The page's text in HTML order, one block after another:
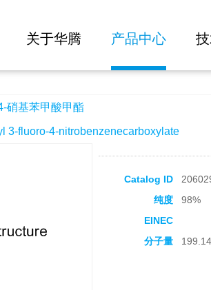
关于华腾 产品中心
硝基苯甲酸甲酯
3-fluoro-4-nitrobenzenecarboxylate
Catalog ID
纯度
98%
EINEC
分子量 199.14